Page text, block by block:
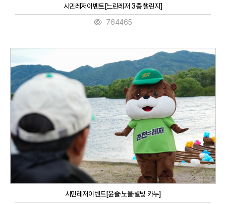
시민레저이벤트[느린레저 3종 챌린지]
764465
시민레저이벤트[윤슬·노을·별빛 카누]